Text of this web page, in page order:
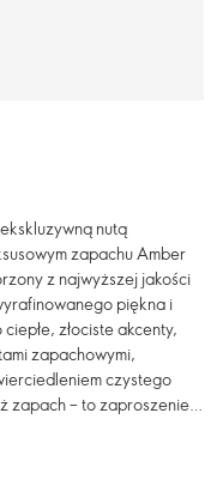
nutą
zapachu Amber
z najwyższej jakości
piękna i
złociste akcenty,
zapachowymi,
czystego
zapach – to zaproszenie
zmysłowej
pragną wyróżniać się